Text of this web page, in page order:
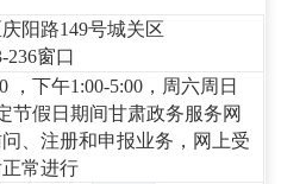
阳路149号城关区
236窗口
，下午1:00-5:00，周六周日
节假日期间甘肃政务服务网
、注册和申报业务，网上受
常进行